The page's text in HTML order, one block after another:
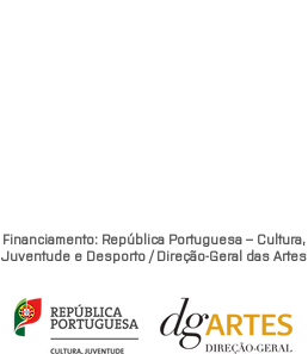
Financiamento: República Portuguesa – Cultura,
Juventude e Desporto / Direção-Geral das Artes